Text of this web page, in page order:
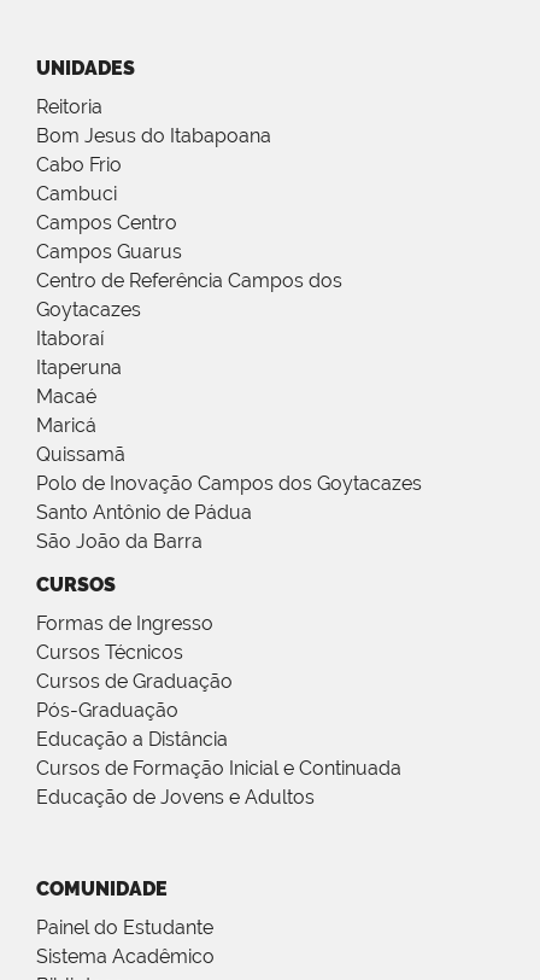
UNIDADES
Reitoria
Bom Jesus do Itabapoana
Cabo Frio
Cambuci
Campos Centro
Campos Guarus
Centro de Referência Campos dos
Goytacazes
Itaboraí
Itaperuna
Macaé
Maricá
Quissamã
Polo de Inovação Campos dos Goytacazes
Santo Antônio de Pádua
São João da Barra
CURSOS
Formas de Ingresso
Cursos Técnicos
Cursos de Graduação
Pós-Graduação
Educação a Distância
Cursos de Formação Inicial e Continuada
Educação de Jovens e Adultos
COMUNIDADE
Painel do Estudante
Sistema Acadêmico